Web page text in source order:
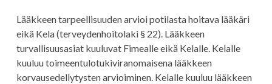
Lääkkeen tarpeellisuuden arvioi potilasta hoitava lääkäri
eikä Kela (terveydenhoitolaki § 22). Lääkkeen
turvallisuusasiat kuuluvat Fimealle eikä Kelalle. Kelalle
kuuluu toimeentulotukiviranomaisena lääkkeen
korvausedellytysten arvioiminen. Kelalle kuuluu lääkkeen